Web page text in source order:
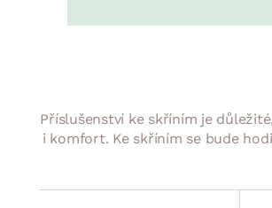
Koupelna
Závěsy a žaluzie
Příslušenství ke skříním je
i komfort. Ke skříním se bude